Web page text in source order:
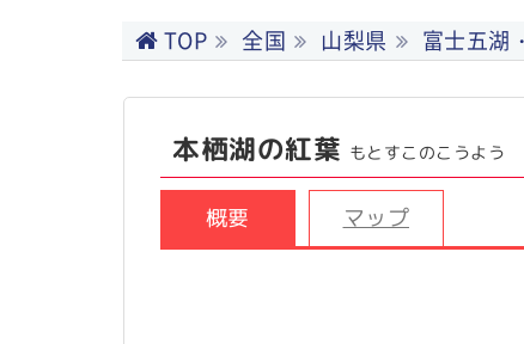
TOP 全国 山梨県 富士五湖
本栖湖の紅葉 もとすこのこうよう
概要 マップ